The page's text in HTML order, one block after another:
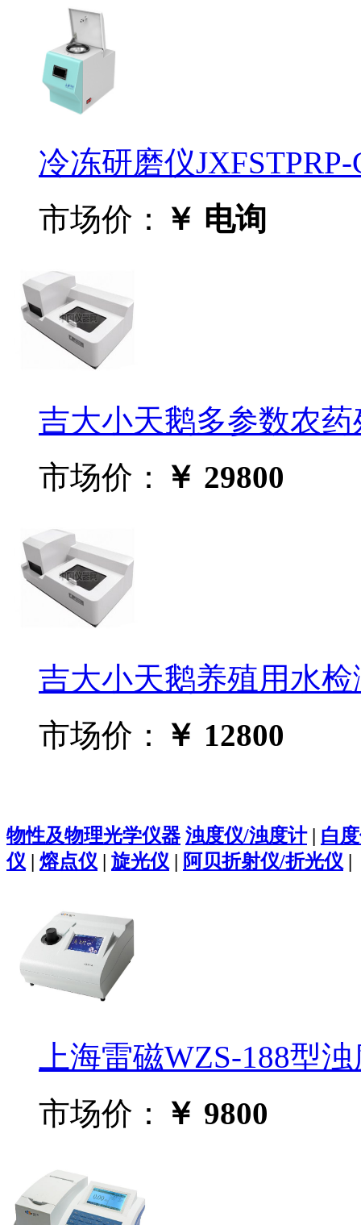
冷冻研磨仪
市场价：
￥ 电询
吉大小天鹅多参数农
市场价：
￥ 29800
吉大小天鹅养殖用水
市场价：
￥ 12800
物性及物理光学仪器 浊度仪/浊度计| 白
仪
熔点仪 旋光仪 阿贝折射仪/折光仪
上海雷磁WZS-188型
市场价：
￥ 9800